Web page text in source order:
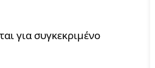
για συγκεκριμένο